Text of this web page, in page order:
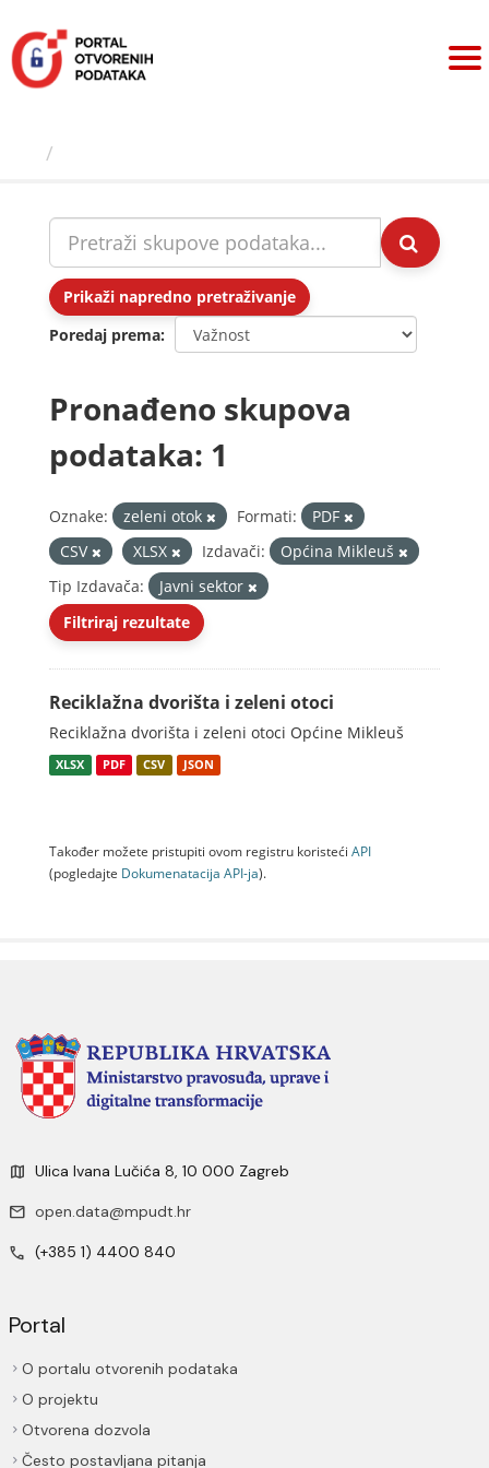
sadržaj
Prikaži napredno pretraživanje
Poredaj prema
Pronađeno skupova
podataka: 1
Oznake: zeleni otok Formati:
PDF
CSV
XLSX Izdavači:
Općina Mikleuš
Tip Izdavača:
Javni sektor
Filtriraj rezultate
Reciklažna dvorišta i zeleni otoci
Reciklažna dvorišta i zeleni otoci Općine Mikleuš
XLSX PDF CSV JSON
Također možete pristupiti ovom registru koristeći API
(pogledajte Dokumenаtаcijа API-jа).